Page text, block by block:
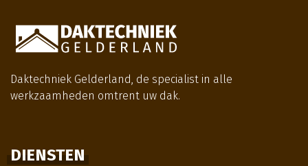
Daktechniek Gelderland, de specialist in alle
werkzaamheden omtrent uw dak.
DIENSTEN